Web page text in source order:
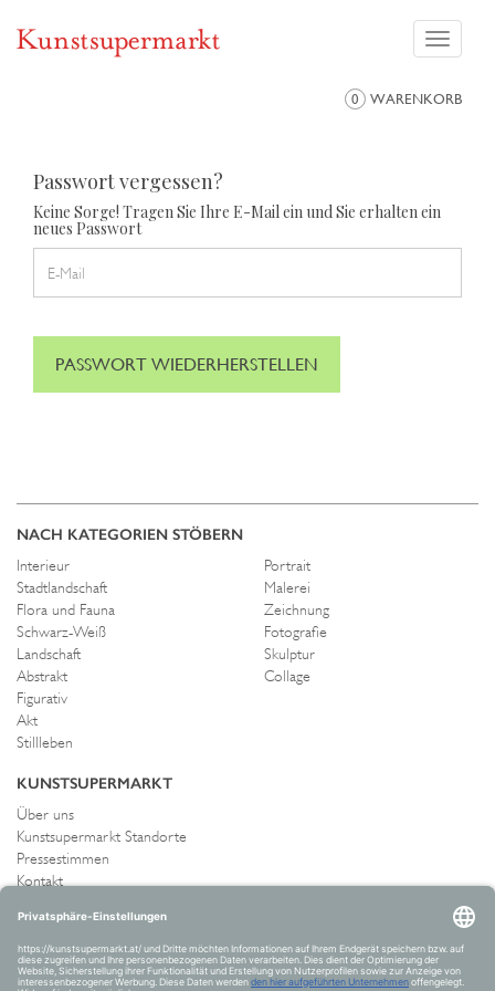
Toggle
0 WARENKORB
Passwort vergessen?
Keine Sorge! Tragen Sie Ihre E-Mail ein und Sie erhalten ein
neues Passwort
PASSWORT WIEDERHERSTELLEN
NACH KATEGORIEN STÖBERN
Interieur
Stadtlandschaft
Flora und Fauna
Schwarz-Weiß
Landschaft
Abstrakt
Figurativ
Akt
Stillleben
Portrait
Malerei
Zeichnung
Fotografie
Skulptur
Collage
KUNSTSUPERMARKT
Über uns
Kunstsupermarkt Standorte
Pressestimmen
Kontakt
IMPRESSUM UND AGB
Allgemeine Geschäftsbedingungen
Widerrufsrecht